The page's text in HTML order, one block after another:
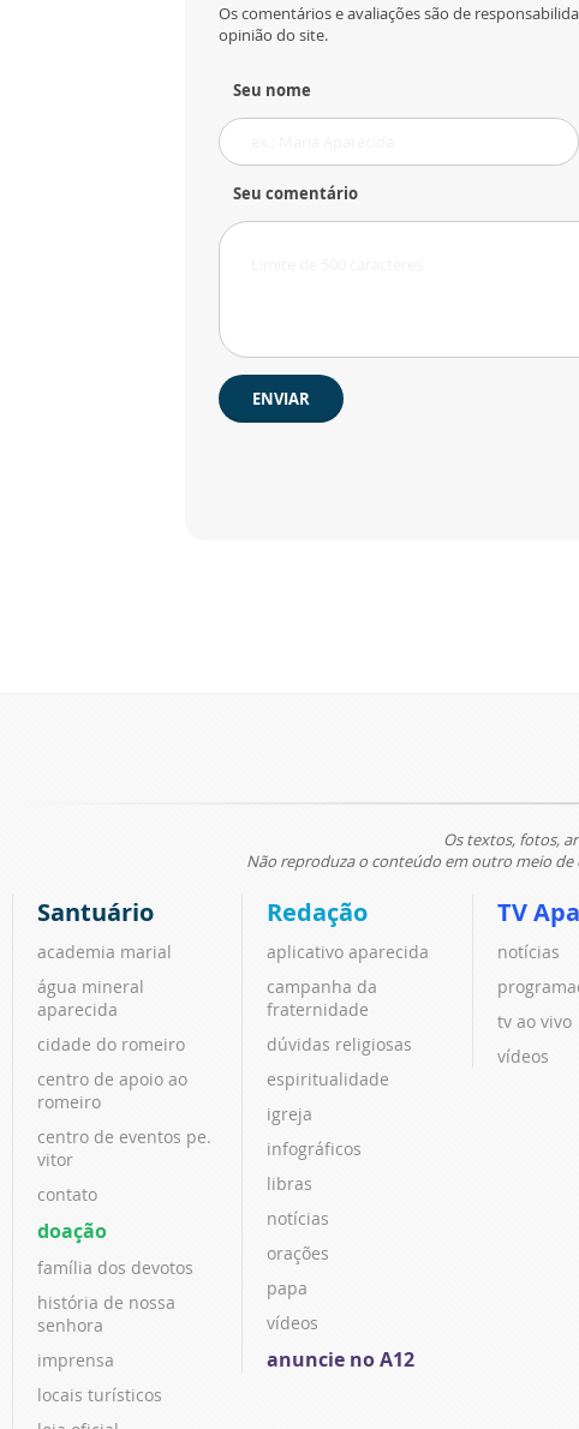
Os comentários e avaliações são de
opinião do site.
Seu nome
Seu comentário
ENVIAR
Os textos, fotos,
Não reproduza o conteúdo em outro meio de
Santuário
academia marial
água mineral
aparecida
cidade do romeiro
centro de apoio ao
romeiro
centro de eventos pe.
vitor
contato
doação
família dos devotos
história de nossa
senhora
imprensa
locais turísticos
Redação
aplicativo aparecida
campanha da
fraternidade
dúvidas religiosas
espiritualidade
igreja
infográficos
libras
notícias
orações
papa
vídeos
anuncie no A12
TV
notícias
tv ao vivo
vídeos